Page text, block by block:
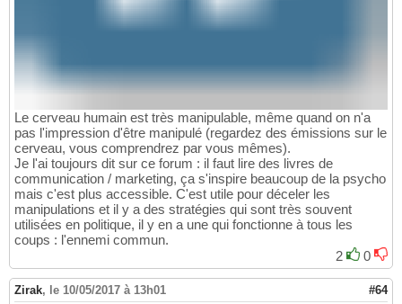
Le cerveau humain est très manipulable, même quand on n'a
pas l'impression d'être manipulé (regardez des émissions sur le
cerveau, vous comprendrez par vous mêmes).
Je l'ai toujours dit sur ce forum : il faut lire des livres de
communication / marketing, ça s'inspire beaucoup de la psycho
mais c'est plus accessible. C'est utile pour déceler les
manipulations et il y a des stratégies qui sont très souvent
utilisées en politique, il y en a une qui fonctionne à tous les
coups : l'ennemi commun.
2
0
Zirak, le 10/05/2017 à 13h01 #64